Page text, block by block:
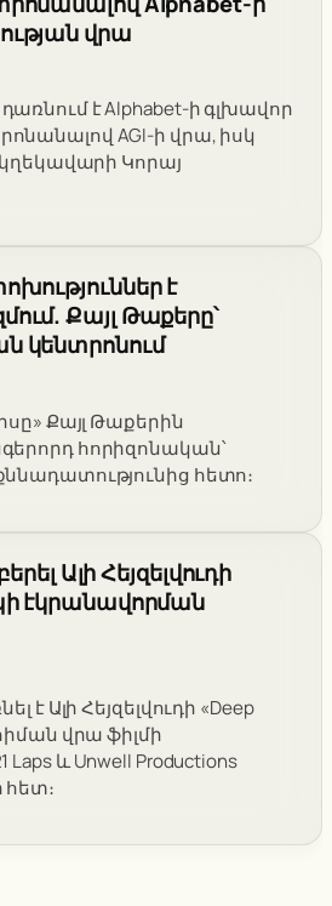
վրա
է Alphabet-ի գլխավոր
AGI-ի վրա, իսկ
կղեկավարի Կորայ
է
Քայլ Թաքերը՝
կենտրոնում
Քայլ Թաքերին
հորիզոնական՝
հետո։
Ալի Հեյզելվուդի
էկրանավորման
է Ալի Հեյզելվուդի «Deep
վրա ֆիլմի
և Unwell Productions
հետ։